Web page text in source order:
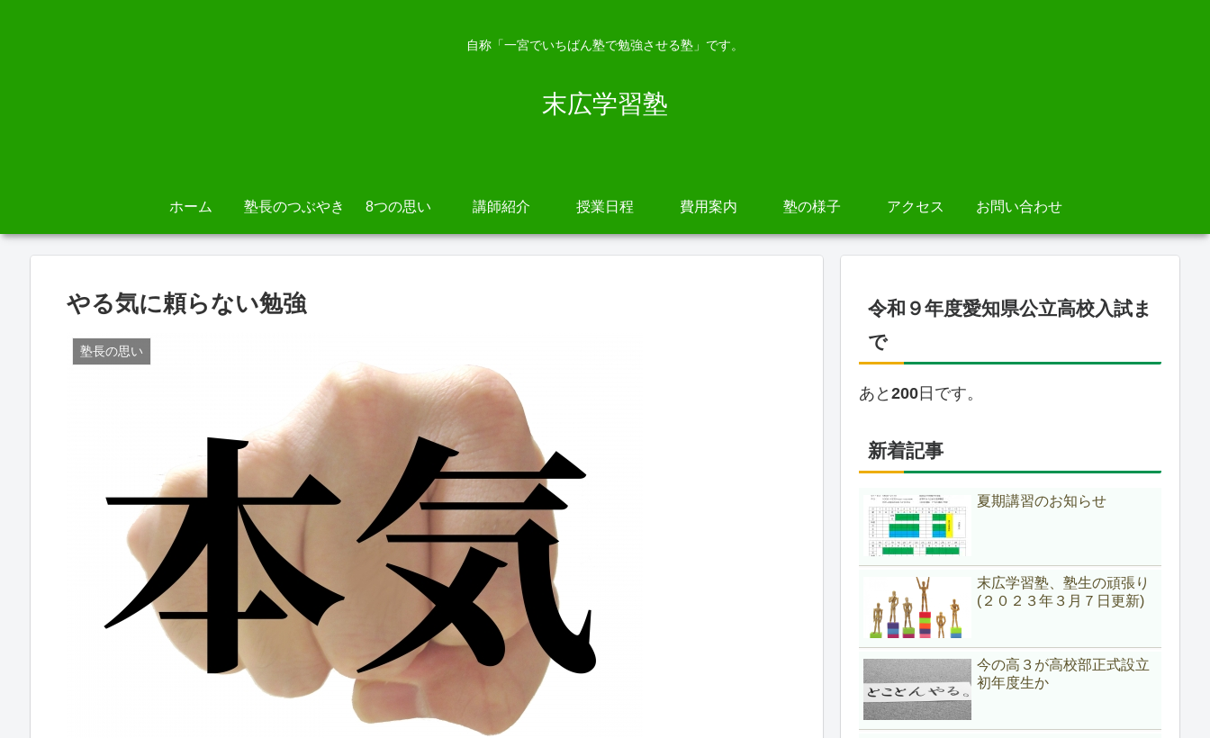
自称「一宮でいちばん塾で勉強させる塾」です。
末広学習塾
ホーム 塾長のつぶやき 8つの思い 講師紹介 授業日程 費用案内 塾の様子 アクセス お問い合わせ
やる気に頼らない勉強
塾長の思い
令和９年度愛知県公立高校入試ま
で
あと 200 日です。
新着記事
夏期講習のお知らせ
末広学習塾、塾生の頑張り
(２０２３年３月７日更新)
今の高３が高校部正式設立
初年度生か